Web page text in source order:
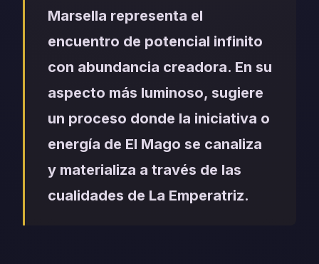
Marsella representa el
encuentro de potencial infinito
con abundancia creadora. En su
aspecto más luminoso, sugiere
un proceso donde la iniciativa o
energía de El Mago se canaliza
y materializa a través de las
cualidades de La Emperatriz.